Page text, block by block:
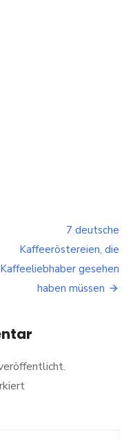
tolles
7 deutsche
Kaffeeröstereien, die
Kaffeeliebhaber gesehen
haben müssen